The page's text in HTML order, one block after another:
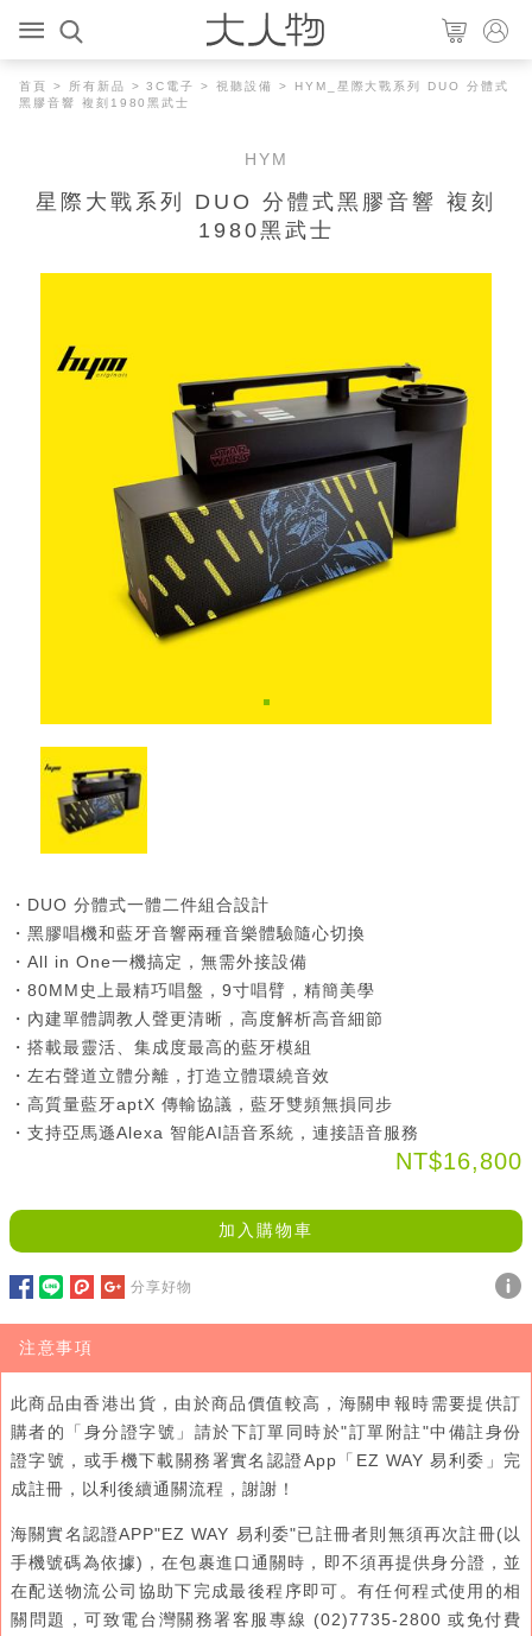
首頁 > 所有新品 >3C電子 >視聽設備
> HYM_星際大戰系列 DUO 分體式
黑膠音響 複刻1980黑武士
HYM
星際大戰系列 DUO 分體式黑膠音響 複刻
1980黑武士
・DUO 分體式一體二件組合設計
・黑膠唱機和藍牙音響兩種音樂體驗隨心切換
・All in One一機搞定，無需外接設備
・80MM史上最精巧唱盤，9寸唱臂，精簡美學
・內建單體調教人聲更清晰，高度解析高音細節
・搭載最靈活、集成度最高的藍牙模組
・左右聲道立體分離，打造立體環繞音效
・高質量藍牙aptX 傳輸協議，藍牙雙頻無損同步
・支持亞馬遜Alexa 智能AI語音系統，連接語音服務
NT$16,800
加入購物車
分享好物
注意事項
此商品由香港出貨，由於商品價值較高，海關申報時需要提供訂
購者的「身分證字號」請於下訂單同時於"訂單附註"中備註身份
證字號，或手機下載關務署實名認證App「EZ WAY 易利委」完
成註冊，以利後續通關流程，謝謝！
海關實名認證APP"EZ WAY 易利委"已註冊者則無須再次註冊(以
手機號碼為依據)，在包裹進口通關時，即不須再提供身分證，並
在配送物流公司協助下完成最後程序即可。有任何程式使用的相
關問題，可致電台灣關務署客服專線 (02)7735-2800 或免付費